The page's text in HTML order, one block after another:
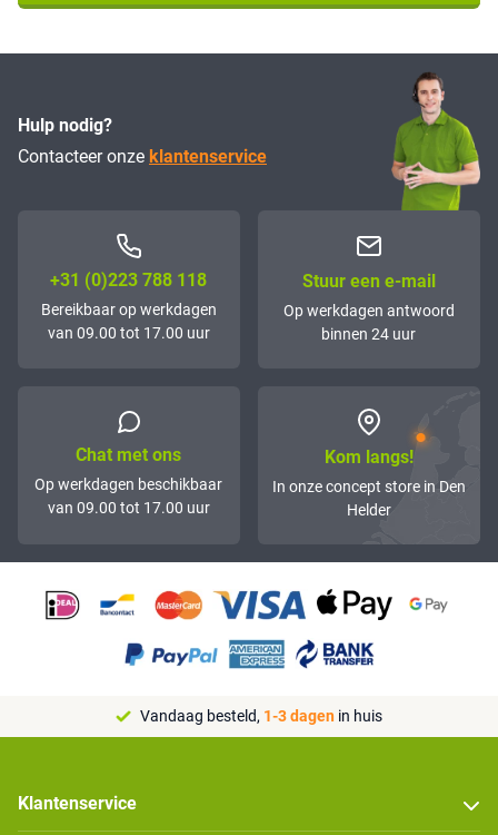
Hulp nodig?
Contacteer onze klantenservice
+31 (0)223 788 118
Bereikbaar op werkdagen
van 09.00 tot 17.00 uur
Stuur een e-mail
Op werkdagen antwoord
binnen 24 uur
Chat met ons
Op werkdagen beschikbaar
van 09.00 tot 17.00 uur
Kom langs!
In onze concept store in Den
Helder
Vandaag besteld, 1-3 dagen in huis
Klantenservice